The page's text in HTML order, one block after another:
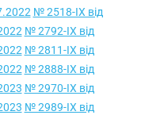
№ 2518-IX від
№ 2792-IX від
№ 2811-IX від
№ 2888-IX від
№ 2970-IX від
№ 2989-IX від